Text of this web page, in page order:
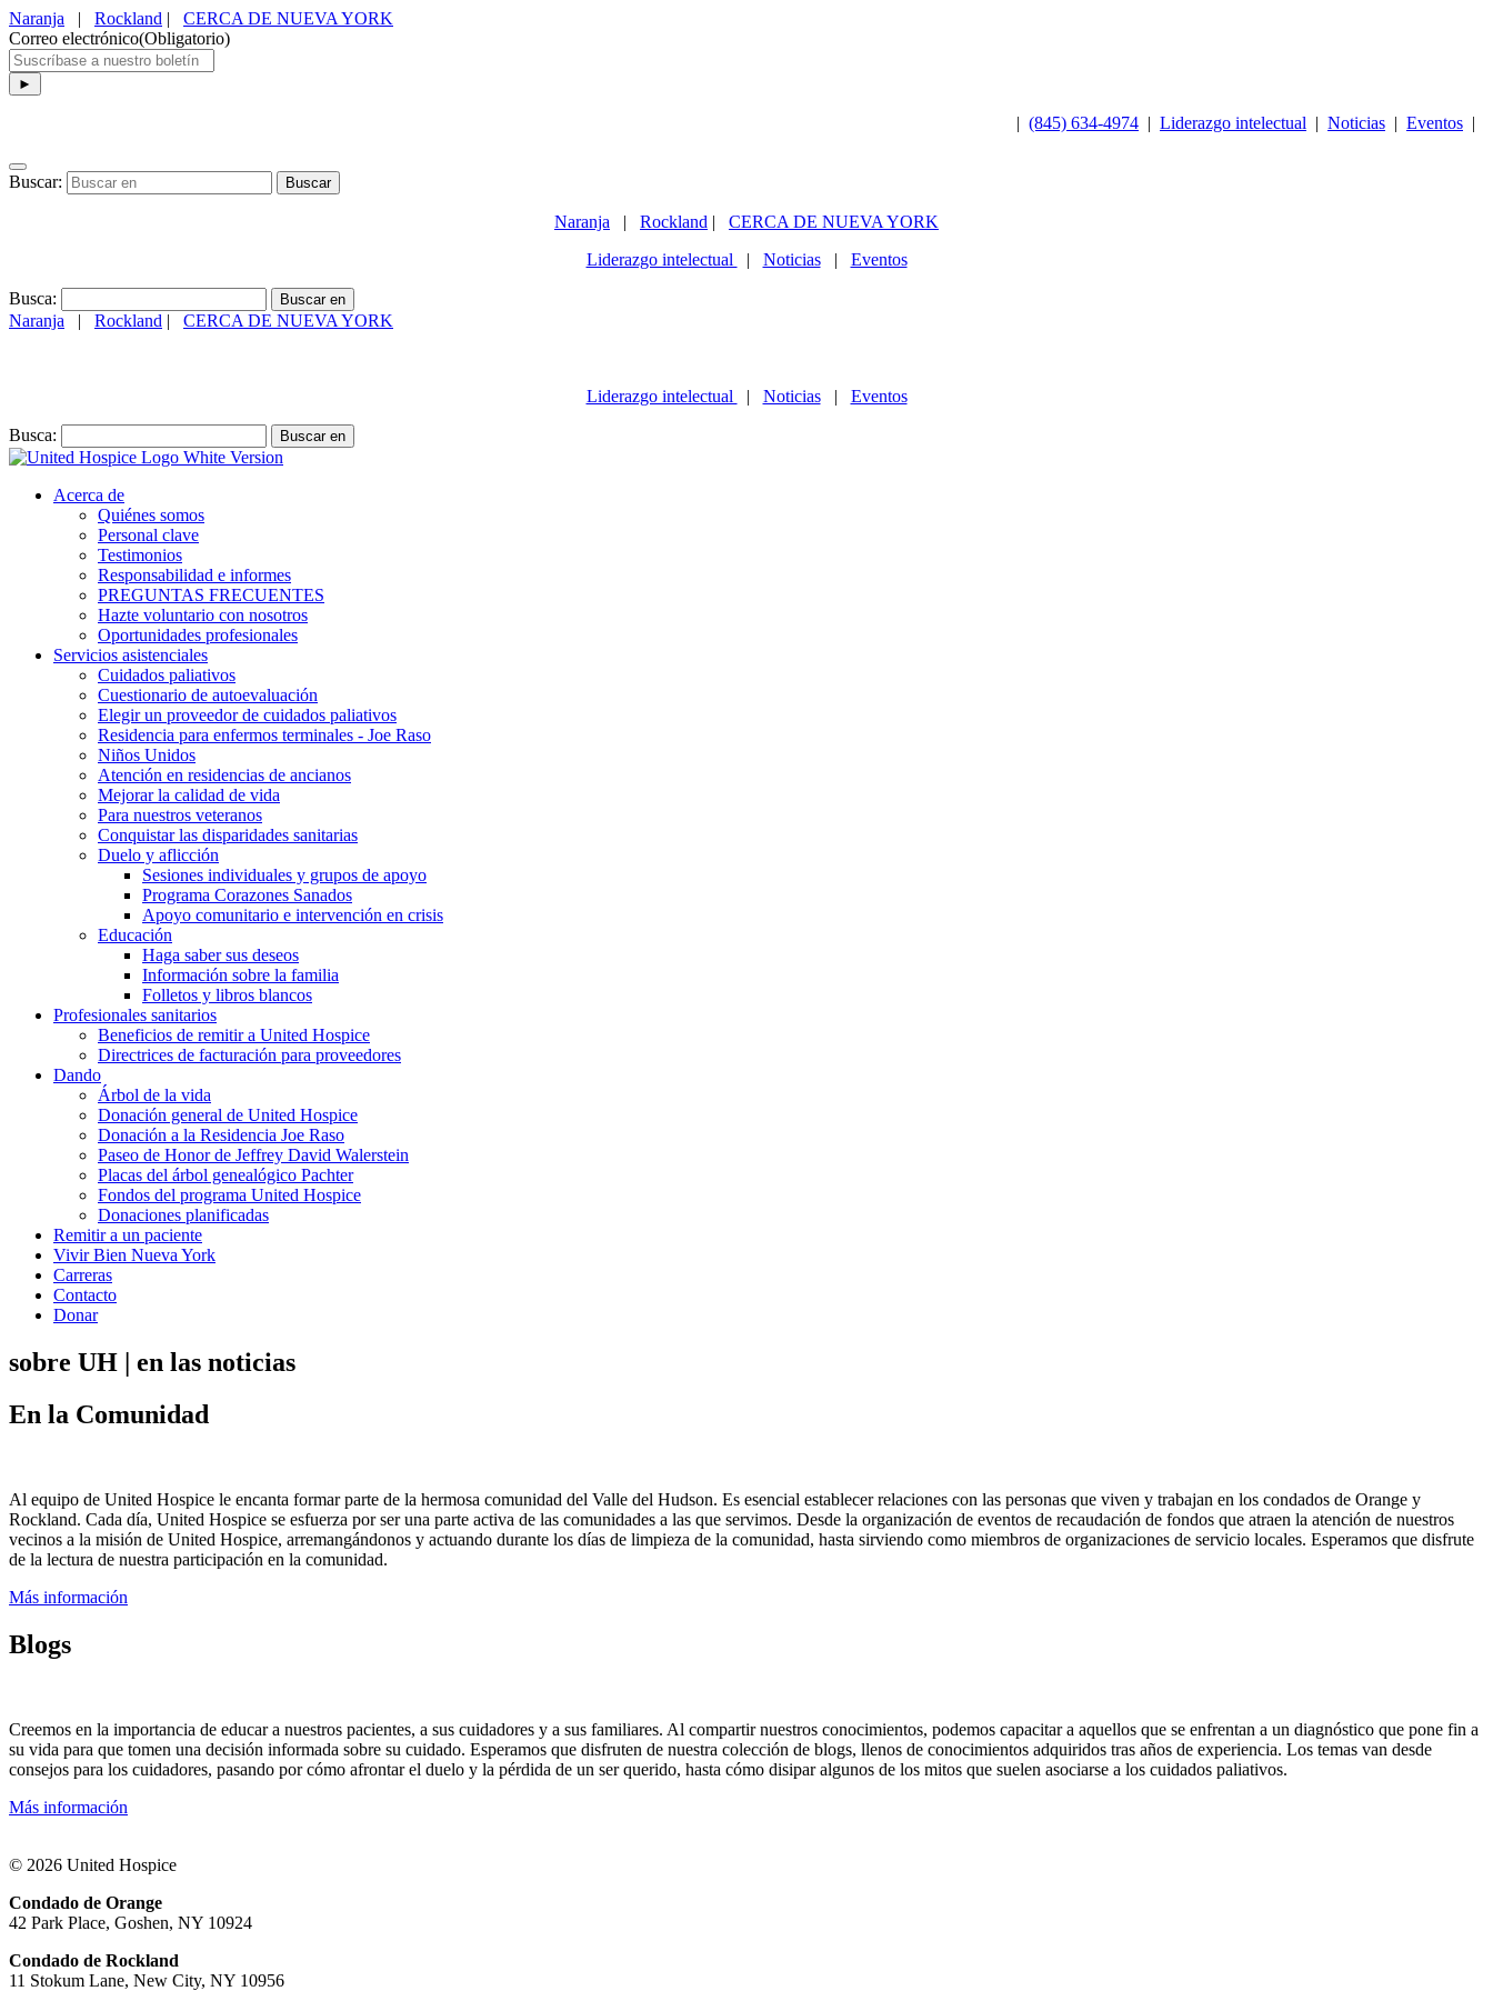
Naranja | Rockland | CERCA DE NUEVA YORK
Correo electrónico(Obligatorio)
| (845) 634-4974 | Liderazgo intelectual | Noticias | Eventos |
Buscar:
Naranja | Rockland | CERCA DE NUEVA YORK
Liderazgo intelectual
| Noticias| Eventos
Busca:
Naranja | Rockland | CERCA DE NUEVA YORK
Liderazgo intelectual
| Noticias| Eventos
Busca:
Acerca de
Quiénes somos
Personal clave
Testimonios
Responsabilidad e informes
PREGUNTAS FRECUENTES
Hazte voluntario con nosotros
Oportunidades profesionales
Servicios asistenciales
Cuidados paliativos
Cuestionario de autoevaluación
Elegir un proveedor de cuidados paliativos
Residencia para enfermos terminales - Joe Raso
Niños Unidos
Atención en residencias de ancianos
Mejorar la calidad de vida
Para nuestros veteranos
Conquistar las disparidades sanitarias
Duelo y aflicción
Sesiones individuales y grupos de apoyo
Programa Corazones Sanados
Apoyo comunitario e intervención en crisis
Educación
Haga saber sus deseos
Información sobre la familia
Folletos y libros blancos
Profesionales sanitarios
Beneficios de remitir a United Hospice
Directrices de facturación para proveedores
Dando
Árbol de la vida
Donación general de United Hospice
Donación a la Residencia Joe Raso
Paseo de Honor de Jeffrey David Walerstein
Placas del árbol genealógico Pachter
Fondos del programa United Hospice
Donaciones planificadas
Remitir a un paciente
Vivir Bien Nueva York
Carreras
Contacto
Donar
sobre UH | en las noticias
En la Comunidad
Al equipo de United Hospice le encanta formar parte de la hermosa comunidad del Valle del Hudson. Es esencial establecer relaciones con las personas que viven y trabajan en los condados de Orange y
Rockland. Cada día, United Hospice se esfuerza por ser una parte activa de las comunidades a las que servimos. Desde la organización de eventos de recaudación de fondos que atraen la atención de nuestros
vecinos a la misión de United Hospice, arremangándonos y actuando durante los días de limpieza de la comunidad, hasta sirviendo como miembros de organizaciones de servicio locales. Esperamos que disfrute
de la lectura de nuestra participación en la comunidad.
Más información
Blogs
Creemos en la importancia de educar a nuestros pacientes, a sus cuidadores y a sus familiares. Al compartir nuestros conocimientos, podemos capacitar a aquellos que se enfrentan a un diagnóstico que pone fin a
su vida para que tomen una decisión informada sobre su cuidado. Esperamos que disfruten de nuestra colección de blogs, llenos de conocimientos adquiridos tras años de experiencia. Los temas van desde
consejos para los cuidadores, pasando por cómo afrontar el duelo y la pérdida de un ser querido, hasta cómo disipar algunos de los mitos que suelen asociarse a los cuidados paliativos.
Más información
© 2026 United Hospice
Condado de Orange
42 Park Place, Goshen, NY 10924
Condado de Rockland
11 Stokum Lane, New City, NY 10956